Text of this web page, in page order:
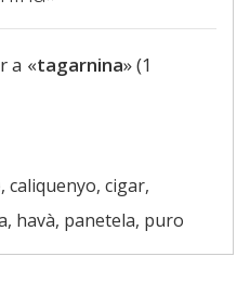
a «tagarnina» (1
caliquenyo, cigar,
havà, panetela, puro